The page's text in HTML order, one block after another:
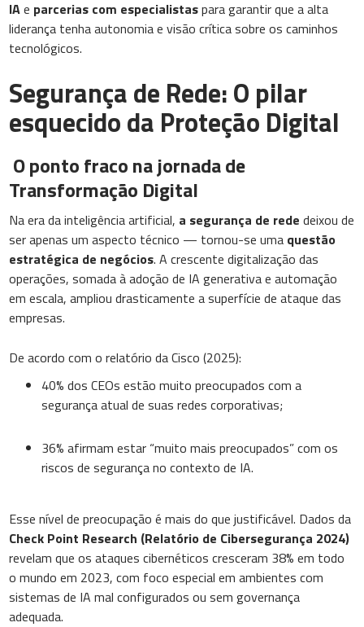
IAe parcerias com especialistaspara garantir que a alta
liderança tenha autonomia e visão crítica sobre os caminhos
tecnológicos.
Segurança de Rede: O pilar
esquecido da Proteção Digital
O ponto fraco na jornada de
Transformação Digital
Na era da inteligência artificial, a segurança de rededeixou de
ser apenas um aspecto técnico — tornou-se uma questão
estratégica de negócios. A crescente digitalização das
operações, somada à adoção de IA generativa e automação
em escala, ampliou drasticamente a superfície de ataque das
empresas.
De acordo com o relatório da Cisco (2025):
40% dos CEOs estão muito preocupados com a
segurança atual de suas redes corporativas;
36% afirmam estar “muito mais preocupados” com os
riscos de segurança no contexto de IA.
Esse nível de preocupação é mais do que justificável. Dados da
Check Point Research (Relatório de Cibersegurança 2024)
revelam que os ataques cibernéticos cresceram 38% em todo
o mundo em 2023, com foco especial em ambientes com
sistemas de IA mal configurados ou sem governança
adequada.